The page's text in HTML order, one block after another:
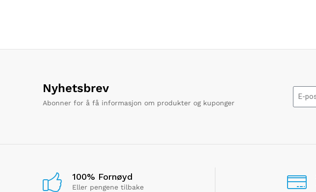
Nyhetsbrev
Abonner for å få informasjon om produkter og kuponger
100% Fornøyd
Eller pengene tilbake